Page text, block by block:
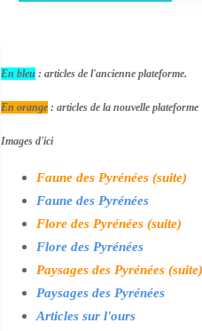
En bleu : articles de l'ancienne plateforme.
En orange : articles de la nouvelle plateforme
Images d'ici
Faune des Pyrénées (suite)
Faune des Pyrénées
Flore des Pyrénées (suite)
Flore des Pyrénées
Paysages des Pyrénées (suite)
Paysages des Pyrénées
Articles sur l'ours